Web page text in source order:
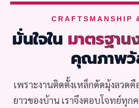
CRAFTSMANSHIP
มั่นใจใน มาตรฐาน
คุณภาพ
เพราะงานติดตั้งเหล็กดัดมุ้งลวด
ยาวของบ้าน เราจึงตอบโจทย์ทุก